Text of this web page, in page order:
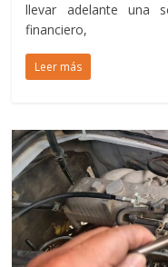
llevar adelante una
financiero,
Leer más